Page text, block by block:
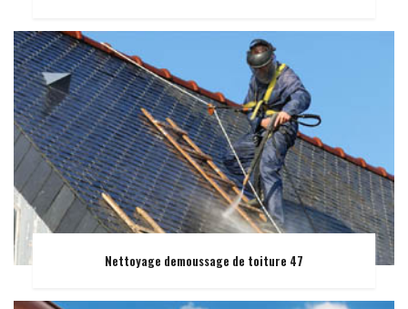
Nettoyage demoussage de toiture 47